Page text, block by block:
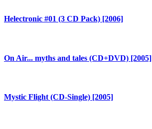
Helectronic #01 (3 CD Pack) [2006]
On Air... myths and tales (CD+DVD) [2005]
Mystic Flight (CD-Single) [2005]